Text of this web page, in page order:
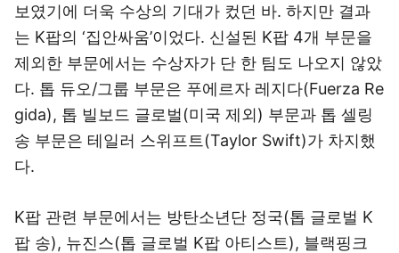
보였기에 더욱 수상의 기대가 컸던 바. 하지만 결과
는 K팝의 ‘집안싸움’이었다. 신설된 K팝 4개 부문을
제외한 부문에서는 수상자가 단 한 팀도 나오지 않았
다. 톱 듀오/그룹 부문은 푸에르자 레지다(Fuerza Re
gida), 톱 빌보드 글로벌(미국 제외) 부문과 톱 셀링
송 부문은 테일러 스위프트(Taylor Swift)가 차지했
다.
K팝 관련 부문에서는 방탄소년단 정국(톱 글로벌 K
팝 송), 뉴진스(톱 글로벌 K팝 아티스트), 블랙핑크